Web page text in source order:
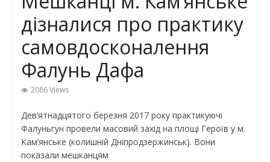
дізналися про практику
самовдосконалення
Фалунь Дафа
2086 Views
Дев’ятнадцятого березня 2017 року практикуючі
Фалуньгун провели масовий захід на площі Героїв у м.
Кам’янське (колишній Дніпродзержинськ). Вони
показали мешканцям